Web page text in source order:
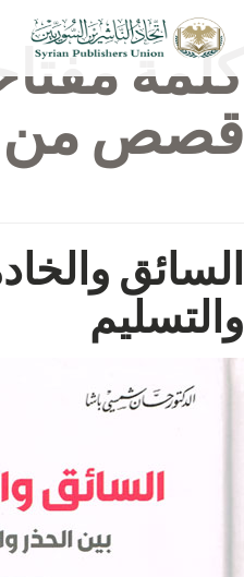
كلمة
قصص من
السائق
والتسليم